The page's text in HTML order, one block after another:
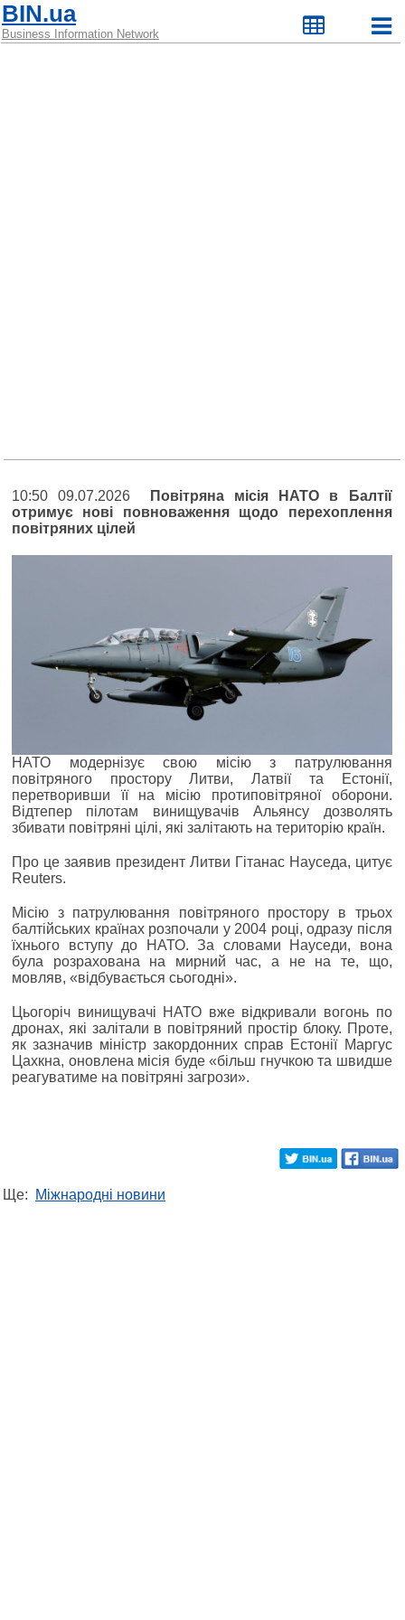
BIN.ua
Business Information Network
10:50 09.07.2026
Повітряна місія НАТО в Балтії
отримує нові повноваження щодо перехоплення
повітряних цілей
НАТО модернізує свою місію з патрулювання
повітряного простору Литви, Латвії та Естонії,
перетворивши її на місію протиповітряної оборони.
Відтепер пілотам винищувачів Альянсу дозволять
збивати повітряні цілі, які залітають на територію країн.
Про це заявив президент Литви Гітанас Науседа, цитує
Reuters.
Місію з патрулювання повітряного простору в трьох
балтійських країнах розпочали у 2004 році, одразу після
їхнього вступу до НАТО. За словами Науседи, вона
була розрахована на мирний час, а не на те, що,
мовляв, «відбувається сьогодні».
Цьогоріч винищувачі НАТО вже відкривали вогонь по
дронах, які залітали в повітряний простір блоку. Проте,
як зазначив міністр закордонних справ Естонії Маргус
Цахкна, оновлена ​​місія буде «більш гнучкою та швидше
реагуватиме на повітряні загрози».
Ще: Міжнародні новини